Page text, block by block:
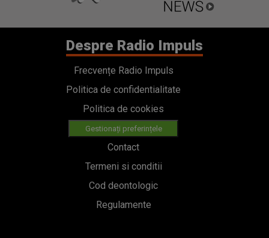
Despre Radio Impuls
Frecvențe Radio Impuls
Politica de confidentialitate
Politica de cookies
Gestionați preferințele
Contact
Termeni si conditii
Cod deontologic
Regulamente